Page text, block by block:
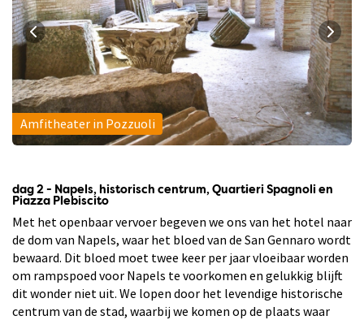
Amfitheater in Pozzuoli
dag 2 - Napels, historisch centrum, Quartieri Spagnoli en
Piazza Plebiscito
Met het openbaar vervoer begeven we ons van het hotel naar
de dom van Napels, waar het bloed van de San Gennaro wordt
bewaard. Dit bloed moet twee keer per jaar vloeibaar worden
om rampspoed voor Napels te voorkomen en gelukkig blijft
dit wonder niet uit. We lopen door het levendige historische
centrum van de stad, waarbij we komen op de plaats waar